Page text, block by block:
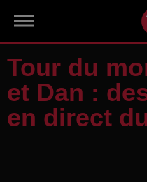
Tour du
et Dan :
en direct